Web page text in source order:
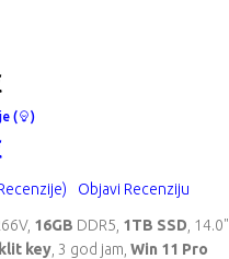
( )
Objavi Recenziju
16GB DDR5, 1TB SSD , 14.0"
key , 3 god jam, Win 11 Pro